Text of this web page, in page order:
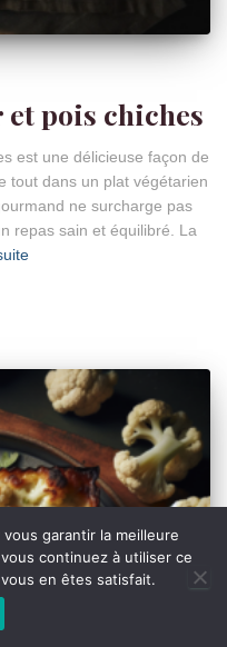
pois chiches
est une délicieuse façon de
tout dans un plat végétarien
ne surcharge pas
repas sain et équilibré. La
garantir la meilleure
continuez à utiliser ce
en êtes satisfait.